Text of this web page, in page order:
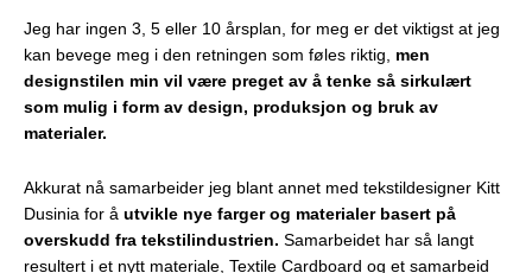
Jeg har ingen 3, 5 eller 10 årsplan, for meg er det viktigst at jeg
kan bevege meg i den retningen som føles riktig, men
designstilen min vil være preget av å tenke så sirkulært
som mulig i form av design, produksjon og bruk av
materialer.
Akkurat nå samarbeider jeg blant annet med tekstildesigner Kitt
Dusinia for å utvikle nye farger og materialer basert på
overskudd fra tekstilindustrien. Samarbeidet har så langt
resultert i et nytt materiale, Textile Cardboard og et samarbeid